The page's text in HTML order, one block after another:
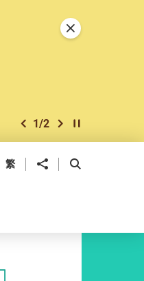
上一个
2/2 下一个开始/暂停幻灯
关闭特別通告
繁 分享到 开启搜寻框